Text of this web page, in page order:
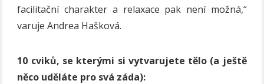
facilitační charakter a relaxace pak není možná,“
varuje Andrea Hašková.
10 cviků, se kterými si vytvarujete tělo (a ještě
něco uděláte pro svá záda):